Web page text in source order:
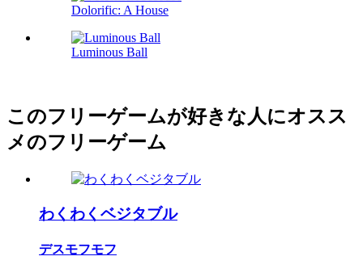
Dolorific: A House
Luminous Ball
このフリーゲームが好きな人にオスス
メのフリーゲーム
わくわくベジタブル
デスモフモフ